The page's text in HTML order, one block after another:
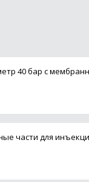
40 бар с
части для